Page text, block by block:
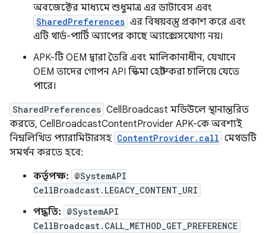
অবজেক্টের মাধ্যমে শুধুমাত্র এর ডাটাবেস এবং
SharedPreferences এর বিষয়বস্তু প্রকাশ করে এবং
এটি থার্ড-পার্টি অ্যাপের কাছে অ্যাক্সেসযোগ্য নয়।
APK-টি OEM দ্বারা তৈরি এবং মালিকানাধীন, যেখানে
OEM তাদের গোপন API স্কিমা হোস্ট করা চালিয়ে যেতে
পারে।
SharedPreferences CellBroadcast মডিউলে স্থানান্তরিত
করতে, CellBroadcastContentProvider APK-কে অবশ্যই
নিম্নলিখিত প্যারামিটারসহ ContentProvider.call মেথডটি
সমর্থন করতে হবে:
কর্তৃপক্ষ: @SystemAPI
CellBroadcast.LEGACY_CONTENT_URI
পদ্ধতি: @SystemAPI
CellBroadcast.CALL_METHOD_GET_PREFERENCE